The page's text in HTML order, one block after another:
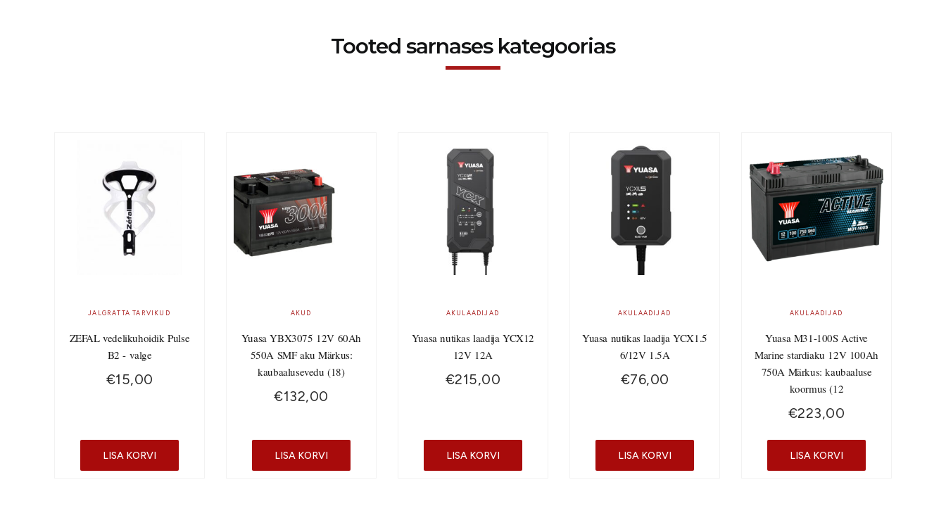
Tooted sarnases kategoorias
JALGRATTA TARVIKUD
ZEFAL vedelikuhoidik Pulse
B2 - valge
€15,00
LISA KORVI
AKUD
Yuasa YBX3075 12V 60Ah
550A SMF aku Märkus:
kaubaalusevedu (18)
€132,00
LISA KORVI
AKULAADIJAD
Yuasa nutikas laadija YCX12
12V 12A
€215,00
LISA KORVI
AKULAADIJAD
Yuasa nutikas laadija YCX1.5
6/12V 1.5A
€76,00
LISA KORVI
AKULAADIJAD
Yuasa M31-100S Active
Marine stardiaku 12V 100Ah
750A Märkus: kaubaaluse
koormus (12
€223,00
LISA KORVI